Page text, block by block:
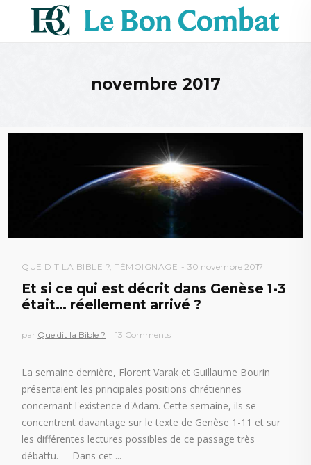
novembre 2017
QUE DIT LA BIBLE ?,TÉMOIGNAGE 30 novembre 2017
Et si ce qui est décrit dans Genèse 1-3
était… réellement arrivé ?
par Que dit la Bible ? 13 Comments
La semaine dernière, Florent Varak et Guillaume Bourin
présentaient les principales positions chrétiennes
concernant l'existence d'Adam. Cette semaine, ils se
concentrent davantage sur le texte de Genèse 1-11 et sur
les différentes lectures possibles de ce passage très
débattu. Dans cet